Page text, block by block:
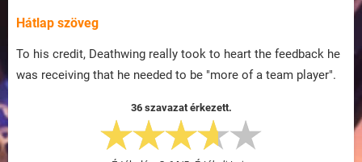
Hátlap szöveg
To his credit, Deathwing really took to heart the feedback he
was receiving that he needed to be "more of a team player".
36 szavazat érkezett.